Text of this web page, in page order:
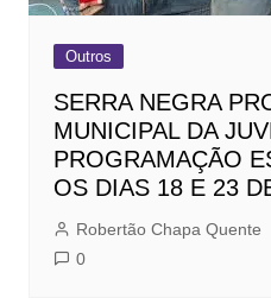
Outros
SERRA NEGRA
MUNICIPAL DA
PROGRAMAÇÃO
OS DIAS 18 E 23
Robertão Chapa Quente
0